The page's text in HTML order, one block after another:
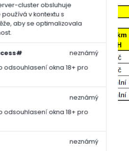
cluster obsluhuje
v kontextu s
aby se optimalizovala
odsouhlasení okna 18+ pro
neznámý
odsouhlasení okna 18+ pro
neznámý
neznámý
na naši firmu.